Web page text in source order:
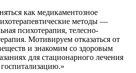
как медикаментозное
методы —
психотерапия, телесно-
Мотивируем отказаться от
и знакомим со здоровым
для стационарного лечения